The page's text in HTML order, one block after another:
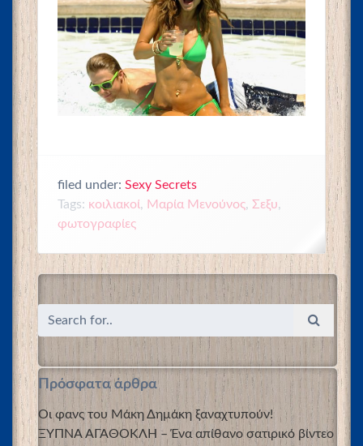
filed under: Sexy Secrets
Tags: κοιλιακοί, Μαρία Μενούνος, Σεξυ,
φωτογραφίες
Πρόσφατα άρθρα
Οι φανς του Μάκη Δημάκη ξαναχτυπούν!
ΞΥΠΝΑ ΑΓΑΘΟΚΛΗ – Ένα απίθανο σατιρικό βίντεο